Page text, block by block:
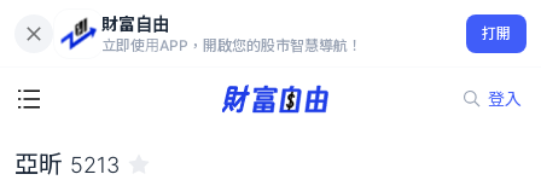
財富自由
立即使用APP，開啟您的股市智慧導航！
打開
登入
20.95
-0.23%
亞昕 5213